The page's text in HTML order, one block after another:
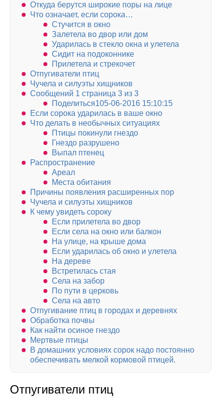
Откуда берутся широкие поры на лице
Что означает, если сорока…
Стучится в окно
Залетела во двор или дом
Ударилась в стекло окна и улетела
Сидит на подоконнике
Прилетела и стрекочет
Отпугиватели птиц
Чучела и силуэты хищников
Сообщений 1 страница 3 из 3
Поделиться105-06-2016 15:10:15
Если сорока ударилась в ваше окно
Что делать в необычных ситуациях
Птицы покинули гнездо
Гнездо разрушено
Выпал птенец
Распространение
Ареал
Места обитания
Причины появления расширенных пор
Чучела и силуэты хищников
К чему увидеть сороку
Если прилетела во двор
Если села на окно или балкон
На улице, на крыше дома
Если ударилась об окно и улетела
На дереве
Встретилась стая
Села на забор
По пути в церковь
Села на авто
Отпугивание птиц в городах и деревнях
Обработка почвы
Как найти осиное гнездо
Мертвые птицы
В домашних условиях сорок надо постоянно
обеспечивать мелкой кормовой птицей.
Отпугиватели птиц